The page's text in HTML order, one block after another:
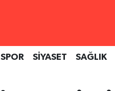
SPOR SİYASET SAĞLIK